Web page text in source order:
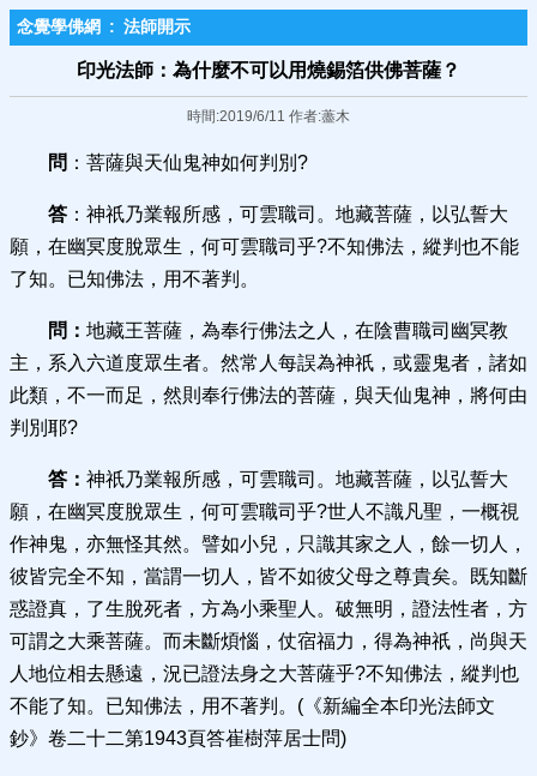
念覺學佛網 : 法師開示
印光法師：為什麼不可以用燒錫箔供佛菩薩？
時間:2019/6/11 作者:藎木
問 ：菩薩與天仙鬼神如何判別?
答 ：神祇乃業報所感，可雲職司。地藏菩薩，以弘誓大
願，在幽冥度脫眾生，何可雲職司乎?不知佛法，縱判也不能
了知。已知佛法，用不著判。
問： 地藏王菩薩，為奉行佛法之人，在陰曹職司幽冥教
主，系入六道度眾生者。然常人每誤為神祇，或靈鬼者，諸如
此類，不一而足，然則奉行佛法的菩薩，與天仙鬼神，將何由
判別耶?
答： 神祇乃業報所感，可雲職司。地藏菩薩，以弘誓大
願，在幽冥度脫眾生，何可雲職司乎?世人不識凡聖，一概視
作神鬼，亦無怪其然。譬如小兒，只識其家之人，餘一切人，
彼皆完全不知，當謂一切人，皆不如彼父母之尊貴矣。既知斷
惑證真，了生脫死者，方為小乘聖人。破無明，證法性者，方
可謂之大乘菩薩。而未斷煩惱，仗宿福力，得為神祇，尚與天
人地位相去懸遠，況已證法身之大菩薩乎?不知佛法，縱判也
不能了知。已知佛法，用不著判。(《新編全本印光法師文
鈔》卷二十二第1943頁答崔樹萍居士問)